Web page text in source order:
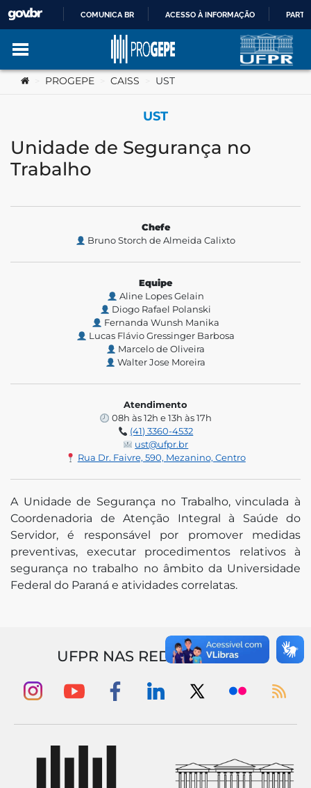
Ir para o conteúdo
IR
PARA
O
CONTEÚDO
COMUNICA BR ACESSO À INFORMAÇÃO
portal
Você está aqui:
PROGEPE CAISS UST
UST
Unidade de Segurança no
Trabalho
Chefe
Bruno Storch de Almeida Calixto
Equipe
Aline Lopes Gelain
Diogo Rafael Polanski
Fernanda Wunsh Manika
Lucas Flávio Gressinger Barbosa
Marcelo de Oliveira
Walter Jose Moreira
Atendimento
08h às 12h e 13h às 17h
(41) 3360-4532
ust@ufpr.br
Rua Dr. Faivre, 590, Mezanino, Centro
A Unidade de Segurança no Trabalho, vinculada à
Coordenadoria de Atenção Integral à Saúde do
Servidor, é responsável por promover medidas
preventivas, executar procedimentos relativos à
segurança no trabalho no âmbito da Universidade
Federal do Paraná e atividades correlatas.
UFPR NAS REDES SOCIAIS